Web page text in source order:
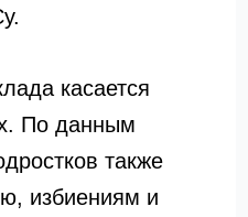
касается
По данным
также
избиениям и